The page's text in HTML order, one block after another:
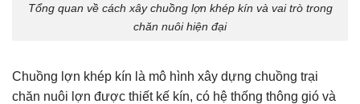
Tổng quan về cách xây chuồng lợn khép kín và vai trò trong
chăn nuôi hiện đại
Chuồng lợn khép kín là mô hình xây dựng chuồng trại
chăn nuôi lợn được thiết kế kín, có hệ thống thông gió và